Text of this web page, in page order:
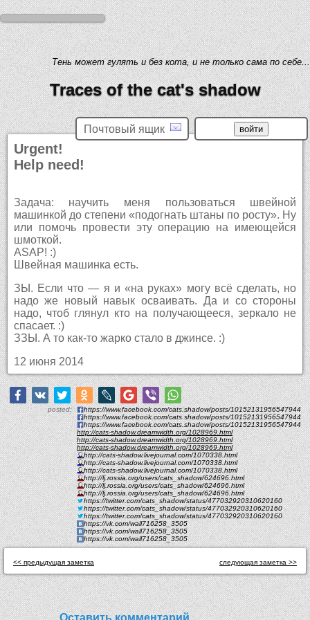
Тень может гулять и без кота, и не только сама по себе...
Traces of the cat's shadow
Почтовый ящик
Urgent!
Help need!
Задача: научить меня пользоваться швейной
машинкой до степени «подогнать штаны по росту». Ну
или помочь провести эту операцию на имеющейся
шмоткой.
ASAP! :)
Швейная машинка есть.
ЗЫ. Если что — я и «на руках» могу всё сделать, но
надо же новый навык осваивать. Да и со стороны
надо, чтоб глянул кто на получающееся, зеркало не
спасает. :)
ЗЗЫ. А то как-то жарко стало в джинсе. :)
12 июня 2014
posted:
https://www.facebook.com/cats.shadow/posts/10152131956547944
https://www.facebook.com/cats.shadow/posts/10152131956547944
https://www.facebook.com/cats.shadow/posts/10152131956547944
http://cats-shadow.dreamwidth.org/1028969.html
http://cats-shadow.dreamwidth.org/1028969.html
http://cats-shadow.dreamwidth.org/1028969.html
http://cats-shadow.livejournal.com/1070338.html
http://cats-shadow.livejournal.com/1070338.html
http://cats-shadow.livejournal.com/1070338.html
http://lj.rossia.org/users/cats_shadow/624696.html
http://lj.rossia.org/users/cats_shadow/624696.html
http://lj.rossia.org/users/cats_shadow/624696.html
https://twitter.com/cats_shadow/status/477032920310620160
https://twitter.com/cats_shadow/status/477032920310620160
https://twitter.com/cats_shadow/status/477032920310620160
https://vk.com/wall716258_3505
https://vk.com/wall716258_3505
https://vk.com/wall716258_3505
<< предыдущая заметка следующая заметка >>
Оставить комментарий